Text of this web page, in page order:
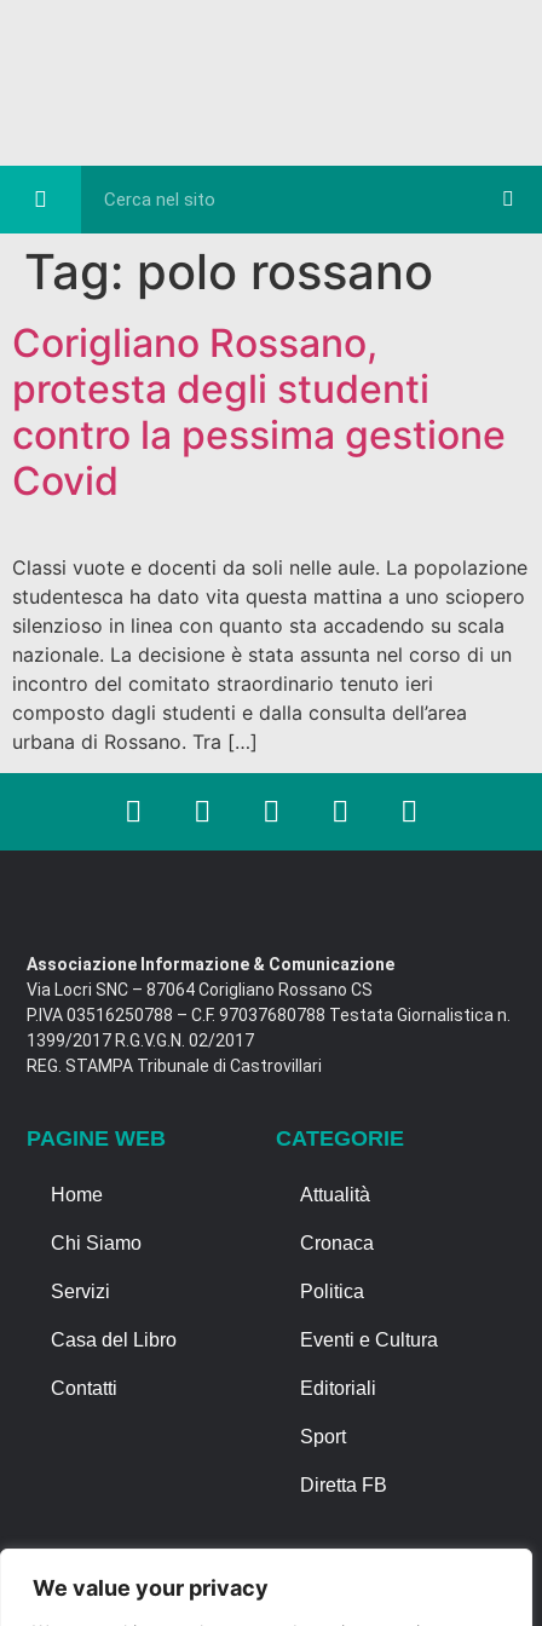
We value your privacy
Tag: polo rossano
Corigliano Rossano,
protesta degli studenti
contro la pessima gestione
Covid
Classi vuote e docenti da soli nelle aule. La popolazione
studentesca ha dato vita questa mattina a uno sciopero
silenzioso in linea con quanto sta accadendo su scala
nazionale. La decisione è stata assunta nel corso di un
incontro del comitato straordinario tenuto ieri
composto dagli studenti e dalla consulta dell’area
urbana di Rossano. Tra […]
Associazione Informazione & Comunicazione
Via Locri SNC – 87064 Corigliano Rossano CS
P.IVA 03516250788 – C.F. 97037680788 Testata Giornalistica n.
1399/2017 R.G.V.G.N. 02/2017
REG. STAMPA Tribunale di Castrovillari
PAGINE WEB
Home
Chi Siamo
Servizi
Casa del Libro
Contatti
CATEGORIE
Attualità
Cronaca
Politica
Eventi e Cultura
Editoriali
Sport
Diretta FB